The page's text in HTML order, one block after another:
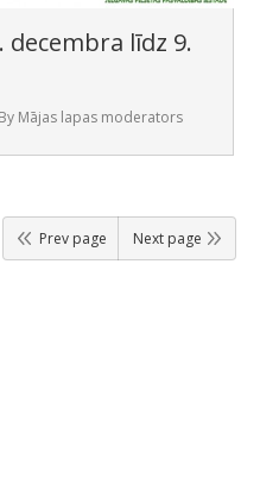
līdz 9.
By Mājas lapas moderators
Prev page Next page